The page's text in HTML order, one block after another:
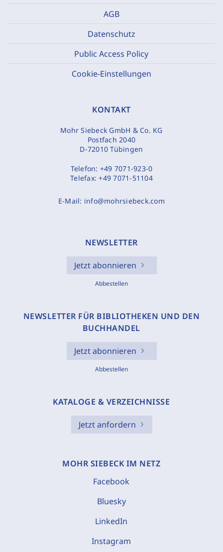
AGB
Datenschutz
Public Access Policy
Cookie-Einstellungen
KONTAKT
Mohr Siebeck GmbH & Co. KG
Postfach 2040
D-72010 Tübingen
Telefon: +49 7071-923-0
Telefax:+49 7071-51104
E-Mail: info@mohrsiebeck.com
NEWSLETTER
Jetzt abonnieren
Abbestellen
NEWSLETTER FÜR BIBLIOTHEKEN UND DEN
BUCHHANDEL
Jetzt abonnieren
Abbestellen
KATALOGE & VERZEICHNISSE
Jetzt anfordern
MOHR SIEBECK IM NETZ
Facebook
Bluesky
LinkedIn
Instagram